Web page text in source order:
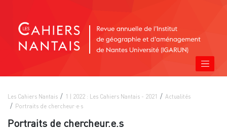
Les Cahiers Nantais 1 | 2022 : Les Cahiers Nantais - 2021
Actualités
Portraits de chercheur·e·s
Portraits de chercheur.e.s